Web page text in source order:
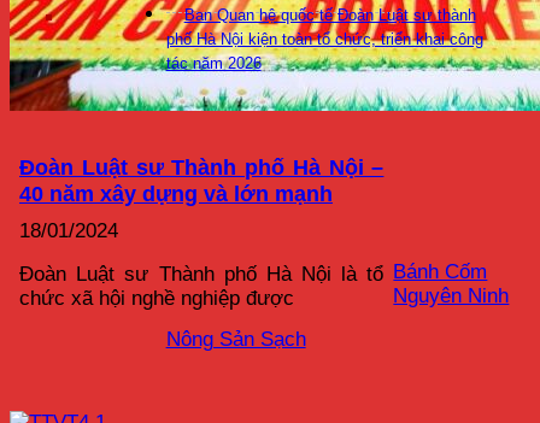
Đoàn Luật sư Thành phố Hà Nội –
40 năm xây dựng và lớn mạnh
18/01/2024
Đoàn Luật sư Thành phố Hà Nội là tổ
chức xã hội nghề nghiệp được
Ban Quan hệ quốc tế Đoàn Luật sư thành
phố Hà Nội kiện toàn tổ chức, triển khai công
tác năm 2026
Bánh Cốm
Nguyên Ninh
Nông Sản Sạch